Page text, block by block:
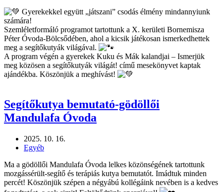
Gyerekekkel együtt „játszani” csodás élmény mindannyiunk
számára!
Szemléletformáló programot tartottunk a X. kerületi Bornemisza
Péter Óvoda-Bölcsődében, ahol a kicsik játékosan ismerkedhettek
meg a segítőkutyák világával.
A program végén a gyerekek Kuku és Mák kalandjai – Ismerjük
meg közösen a segítőkutyák világát! című mesekönyvet kaptak
ajándékba. Köszönjük a meghívást!
Segítőkutya bemutató-gödöllői
Mandulafa Óvoda
2025. 10. 16.
Egyéb
Ma a gödöllői Mandulafa Óvoda lelkes közönségének tartottunk
mozgássérült-segítő és terápiás kutya bemutatót. Imádtuk minden
percét! Köszönjük szépen a négyábú kollégáink nevében is a kedves